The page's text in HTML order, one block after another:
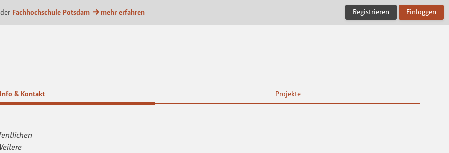
Fachhochschule Potsdam mehr erfahren Registrieren Einloggen
Info & Kontakt Projekte